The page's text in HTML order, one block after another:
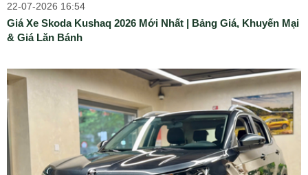
22-07-2026 16:54
Giá Xe Skoda Kushaq 2026 Mới Nhất | Bảng Giá, Khuyến Mại
& Giá Lăn Bánh